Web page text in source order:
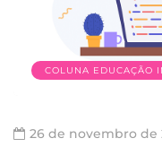
COLUNA EDUCAÇÃO
26 de novembro de